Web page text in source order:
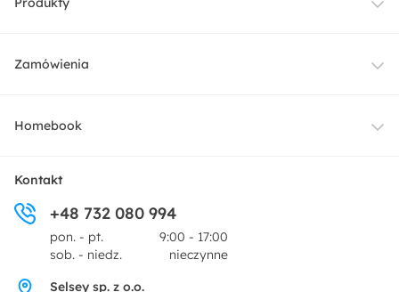
Meble
Dekoracje i akcesoria
Zamówienia
Dostawa
Zwroty
Pytania i odpowiedzi
Homebook
O nas
Centrum prasowe
Kontakt
+48 732 080 994
pon. - pt.
9:00 - 17:00
sob. - niedz.
nieczynne
Selsey sp. z o.o.